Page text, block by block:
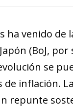
ha venido
(BoJ,
se
de inflación.
repunte